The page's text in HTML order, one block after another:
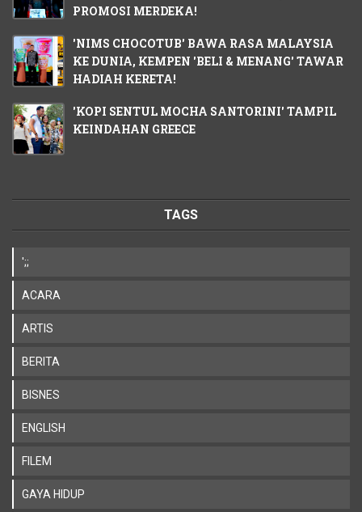
PROMOSI MERDEKA!
'NIMS CHOCOTUB' BAWA RASA MALAYSIA
KE DUNIA, KEMPEN 'BELI & MENANG' TAWAR
HADIAH KERETA!
'KOPI SENTUL MOCHA SANTORINI' TAMPIL
KEINDAHAN GREECE
TAGS
';;
ACARA
ARTIS
BERITA
BISNES
ENGLISH
FILEM
GAYA HIDUP